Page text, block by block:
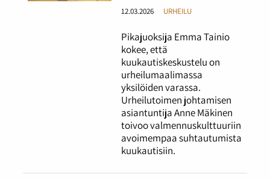
12.03.2026 URHEILU
Pikajuoksija Emma Tainio
kokee, että
kuukautiskeskustelu on
urheilumaalimassa
yksilöiden varassa.
Urheilutoimen johtamisen
asiantuntija Anne Mäkinen
toivoo valmennuskulttuuriin
avoimempaa suhtautumista
kuukautisiin.